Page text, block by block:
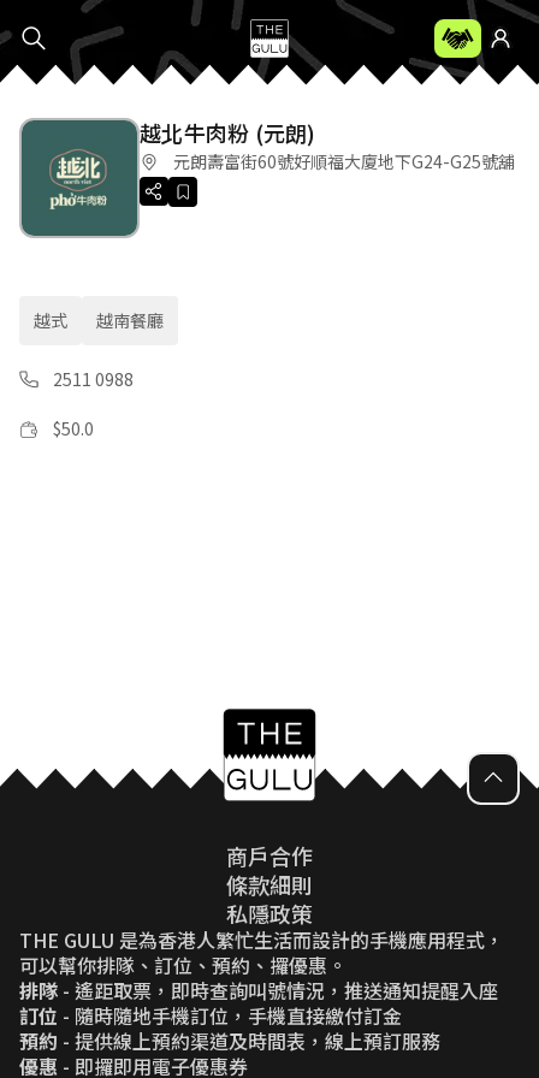
越北牛肉粉 (元朗)
元朗壽富街60號好順福大廈地下G24-G25號舖
越式 越南餐廳
2511 0988
$50.0
商戶合作
條款細則
私隱政策
THE GULU 是為香港人繁忙生活而設計的手機應用程式，
可以幫你排隊、訂位、預約、攞優惠。
排隊 - 遙距取票，即時查詢叫號情況，推送通知提醒入座
訂位 - 隨時隨地手機訂位，手機直接繳付訂金
預約 - 提供線上預約渠道及時間表，線上預訂服務
優惠 - 即攞即用電子優惠券